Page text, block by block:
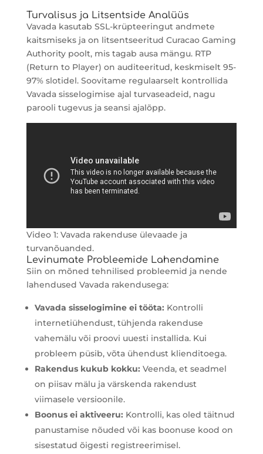
Turvalisus ja Litsentside Analüüs
Vavada kasutab SSL-krüpteeringut andmete
kaitsmiseks ja on litsentseeritud Curacao Gaming
Authority poolt, mis tagab ausa mängu. RTP
(Return to Player) on auditeeritud, keskmiselt 95-
97% slotidel. Soovitame regulaarselt kontrollida
Vavada sisselogimise ajal turvaseadeid, nagu
parooli tugevus ja seansi ajalõpp.
Video 1: Vavada rakenduse ülevaade ja
turvanõuanded.
Levinumate Probleemide Lahendamine
Siin on mõned tehnilised probleemid ja nende
lahendused Vavada rakendusega:
Vavada sisselogimine ei tööta: Kontrolli
internetiühendust, tühjenda rakenduse
vahemälu või proovi uuesti installida. Kui
probleem püsib, võta ühendust klienditoega.
Rakendus kukub kokku: Veenda, et seadmel
on piisav mälu ja värskenda rakendust
viimasele versioonile.
Boonus ei aktiveeru: Kontrolli, kas oled täitnud
panustamise nõuded või kas boonuse kood on
sisestatud õigesti registreerimisel.